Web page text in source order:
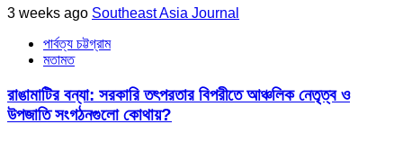
3 weeks ago Southeast Asia Journal
পার্বত্য চট্টগ্রাম
মতামত
রাঙামাটির বন্যা: সরকারি তৎপরতার বিপরীতে আঞ্চলিক নেতৃত্ব ও
উপজাতি সংগঠনগুলো কোথায়?